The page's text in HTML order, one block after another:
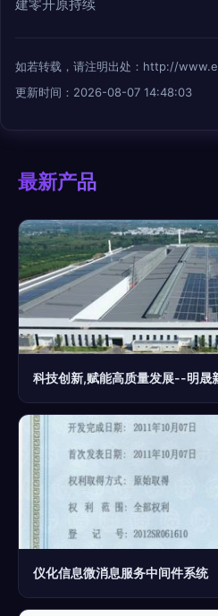
建零开原持续
如若转载，请注明出处：http://
更新时间：2026-08-07 14:48:03
最新产品
科技创新,赋能高质量发展--明晟
仪化信息微消息服务中间件系统